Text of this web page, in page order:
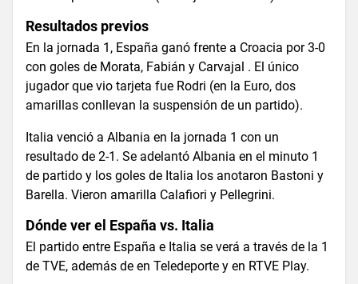
Resultados previos
En la jornada 1, España ganó frente a Croacia por 3-0
con goles de Morata, Fabián y Carvajal . El único
jugador que vio tarjeta fue Rodri (en la Euro, dos
amarillas conllevan la suspensión de un partido).
Italia venció a Albania en la jornada 1 con un
resultado de 2-1. Se adelantó Albania en el minuto 1
de partido y los goles de Italia los anotaron Bastoni y
Barella. Vieron amarilla Calafiori y Pellegrini.
Dónde ver el España vs. Italia
El partido entre España e Italia se verá a través de la 1
de TVE, además de en Teledeporte y en RTVE Play.